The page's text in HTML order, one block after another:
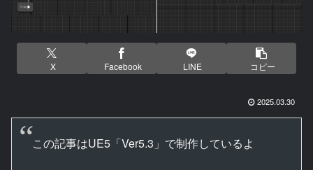
X Facebook LINE コピー
2025.03.30
この記事はUE5「Ver5.3」で制作しているよ